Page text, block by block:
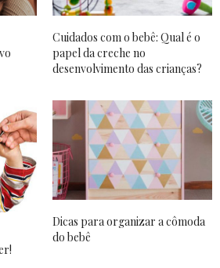
Cuidados com o bebê: Qual é o
papel da creche no
desenvolvimento das crianças?
Dicas para organizar a cômoda
do bebê